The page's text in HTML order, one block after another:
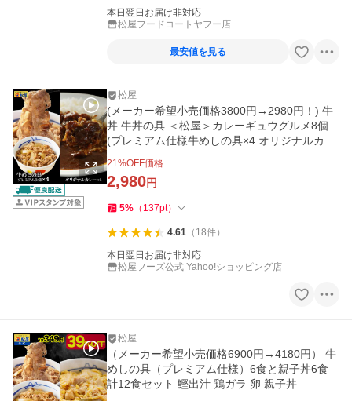
本日翌日お届け非対応
松屋フードコートヤフー店
最安値を見る
松屋
(メーカー希望小売価格3800円→2980円！) 牛
丼 牛丼の具 ＜松屋＞カレーギュウグルメ8個
(プレミアム仕様牛めしの具×4 オリジナルカレ
21%OFF価格
2,980円
5% （ 137pt）
4.61（ 18件）
本日翌日お届け非対応
松屋フーズ公式 Yahoo!ショッピング店
松屋
（メーカー希望小売価格6900円→4180円） 牛
めしの具（プレミアム仕様）6食と親子丼6食
計12食セット 鰹出汁 鶏ガラ 卵 親子丼